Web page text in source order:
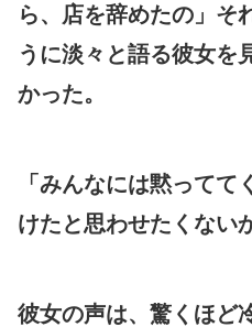
ら、店を辞めたの」そ
うに淡々と語る彼女を
かった。
「みんなには黙って
けたと思わせたくない
彼女の声は、驚くほど